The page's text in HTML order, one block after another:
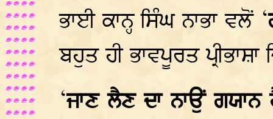
ਭਾਈ ਕਾਨ੍ਹ ਸਿੰਘ ਨਾਭਾ ਵਲੋਂ ‘
ਬਹੁਤ ਹੀ ਭਾਵਪੂਰਤ
‘ਜਾਣ ਲੈਣ ਦਾ ਨਾਉਂ